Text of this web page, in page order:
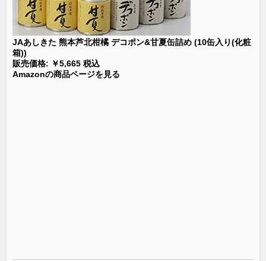
JAあしきた 熊本芦北柑橘 デコポン&甘夏缶詰め (10缶入り(化粧
箱))
販売価格: ￥5,665 税込
Amazonの商品ページを見る